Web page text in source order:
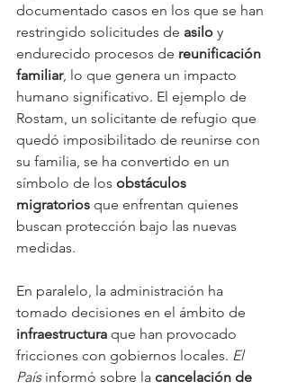
documentado casos en los que se han
restringido solicitudes de asilo y
endurecido procesos de reunificación
familiar, lo que genera un impacto
humano significativo. El ejemplo de
Rostam, un solicitante de refugio que
quedó imposibilitado de reunirse con
su familia, se ha convertido en un
símbolo de los obstáculos
migratorios que enfrentan quienes
buscan protección bajo las nuevas
medidas.
En paralelo, la administración ha
tomado decisiones en el ámbito de
infraestructura que han provocado
fricciones con gobiernos locales. El
País informó sobre la cancelación de